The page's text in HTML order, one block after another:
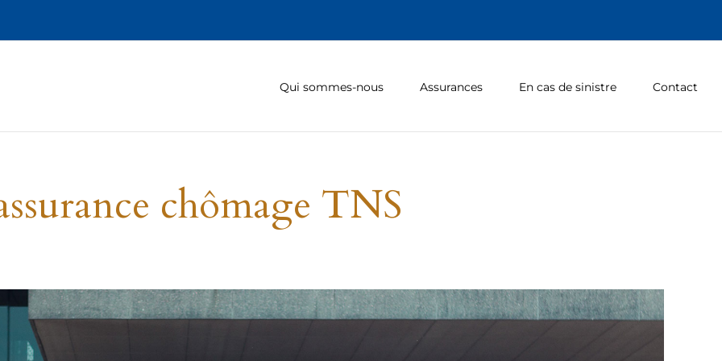
Qui sommes-nous Assurances En cas de sinistre Contact
chômage TNS